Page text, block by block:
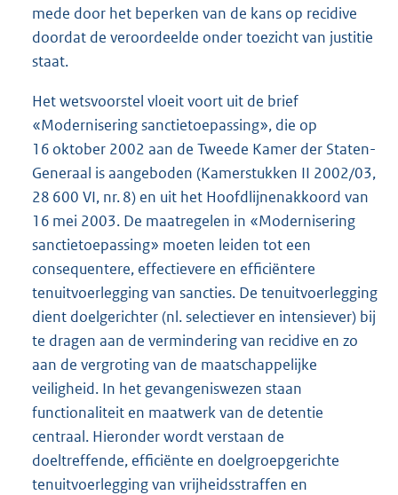
mede door het beperken van de kans op recidive
doordat de veroordeelde onder toezicht van justitie
staat.
Het wetsvoorstel vloeit voort uit de brief
«Modernisering sanctietoepassing», die op
16 oktober 2002 aan de Tweede Kamer der Staten-
Generaal is aangeboden (Kamerstukken II 2002/03,
28 600 VI, nr. 8) en uit het Hoofdlijnenakkoord van
16 mei 2003. De maatregelen in «Modernisering
sanctietoepassing» moeten leiden tot een
consequentere, effectievere en efficiëntere
tenuitvoerlegging van sancties. De tenuitvoerlegging
dient doelgerichter (nl. selectiever en intensiever) bij
te dragen aan de vermindering van recidive en zo
aan de vergroting van de maatschappelijke
veiligheid. In het gevangeniswezen staan
functionaliteit en maatwerk van de detentie
centraal. Hieronder wordt verstaan de
doeltreffende, efficiënte en doelgroepgerichte
tenuitvoerlegging van vrijheidsstraffen en